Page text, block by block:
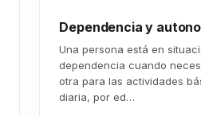
Dependencia y
Una persona está en
dependencia cuando
otra para las actividades
diaria, por ed…